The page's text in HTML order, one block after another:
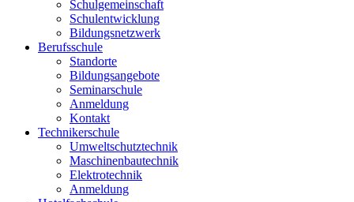
Schulgemeinschaft
Schulentwicklung
Bildungsnetzwerk
Berufsschule
Standorte
Bildungsangebote
Seminarschule
Anmeldung
Kontakt
Technikerschule
Umweltschutztechnik
Maschinenbautechnik
Elektrotechnik
Anmeldung